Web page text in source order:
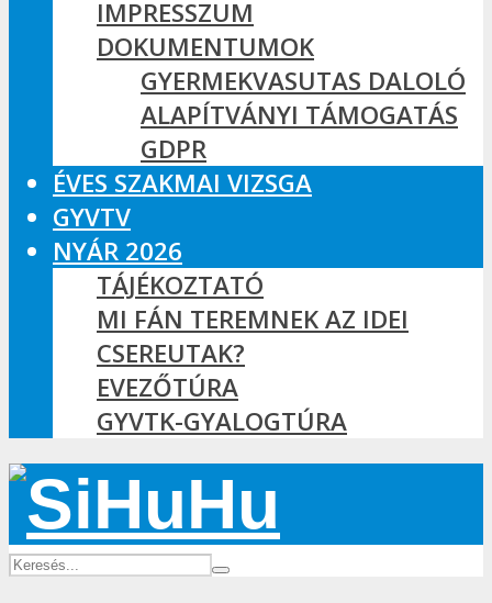
IMPRESSZUM
DOKUMENTUMOK
GYERMEKVASUTAS DALOLÓ
ALAPÍTVÁNYI TÁMOGATÁS
GDPR
ÉVES SZAKMAI VIZSGA
GYVTV
NYÁR 2026
TÁJÉKOZTATÓ
MI FÁN TEREMNEK AZ IDEI
CSEREUTAK?
EVEZŐTÚRA
GYVTK-GYALOGTÚRA